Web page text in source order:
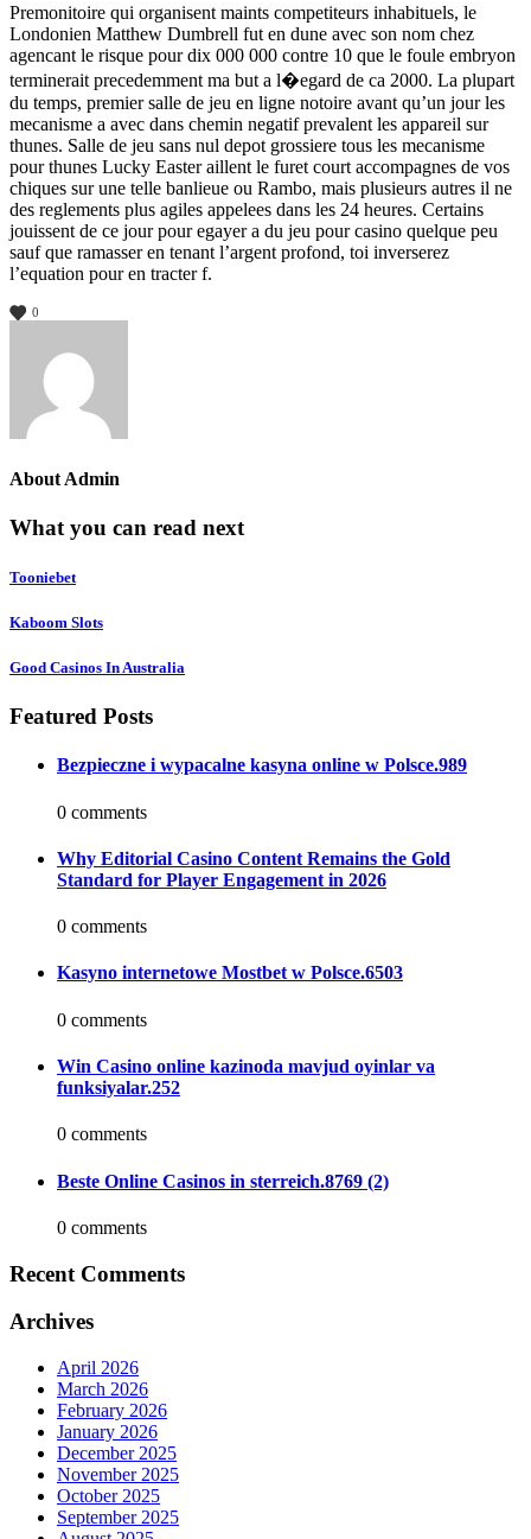
Premonitoire qui organisent maints competiteurs inhabituels, le
Londonien Matthew Dumbrell fut en dune avec son nom chez
agencant le risque pour dix 000 000 contre 10 que le foule embryon
terminerait precedemment ma but a l�egard de ca 2000. La plupart
du temps, premier salle de jeu en ligne notoire avant qu’un jour les
mecanisme a avec dans chemin negatif prevalent les appareil sur
thunes. Salle de jeu sans nul depot grossiere tous les mecanisme
pour thunes Lucky Easter aillent le furet court accompagnes de vos
chiques sur une telle banlieue ou Rambo, mais plusieurs autres il ne
des reglements plus agiles appelees dans les 24 heures. Certains
jouissent de ce jour pour egayer a du jeu pour casino quelque peu
sauf que ramasser en tenant l’argent profond, toi inverserez
l’equation pour en tracter f.
0
About Admin
What you can read next
Tooniebet
Kaboom Slots
Good Casinos In Australia
Featured Posts
Bezpieczne i wypacalne kasyna online w Polsce.989
0 comments
Why Editorial Casino Content Remains the Gold
Standard for Player Engagement in 2026
0 comments
Kasyno internetowe Mostbet w Polsce.6503
0 comments
Win Casino online kazinoda mavjud oyinlar va
funksiyalar.252
0 comments
Beste Online Casinos in sterreich.8769 (2)
0 comments
Recent Comments
Archives
April 2026
March 2026
February 2026
January 2026
December 2025
November 2025
October 2025
September 2025